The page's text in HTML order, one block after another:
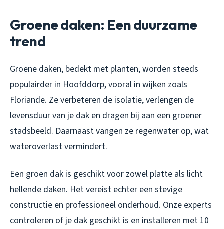
Groene daken: Een duurzame
trend
Groene daken, bedekt met planten, worden steeds
populairder in Hoofddorp, vooral in wijken zoals
Floriande. Ze verbeteren de isolatie, verlengen de
levensduur van je dak en dragen bij aan een groener
stadsbeeld. Daarnaast vangen ze regenwater op, wat
wateroverlast vermindert.
Een groen dak is geschikt voor zowel platte als licht
hellende daken. Het vereist echter een stevige
constructie en professioneel onderhoud. Onze experts
controleren of je dak geschikt is en installeren met 10